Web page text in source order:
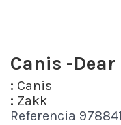
Canis -
: Canis
: Zakk
Referencia